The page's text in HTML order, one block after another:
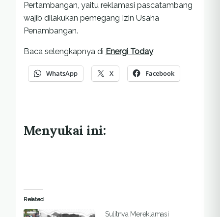
Pertambangan, yaitu reklamasi pascatambang
wajib dilakukan pemegang Izin Usaha
Penambangan.
Baca selengkapnya di Energi Today
WhatsApp X Facebook
Menyukai ini:
Related
Sulitnya Mereklamasi